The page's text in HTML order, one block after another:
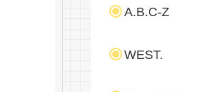
A.B.C-Z
WEST.